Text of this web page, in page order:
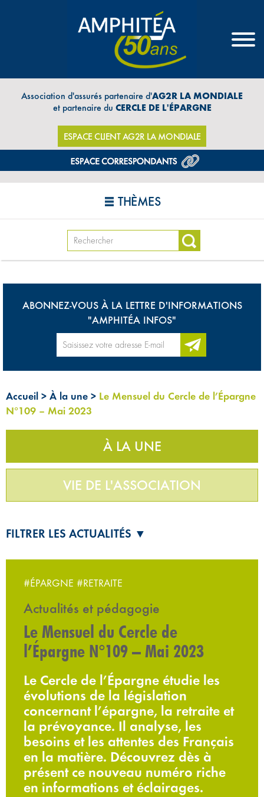
Association d'assurés partenaire d'AG2R LA MONDIALE
et partenaire du CERCLE DE L'ÉPARGNE
ESPACE CLIENT AG2R LA MONDIALE
THÈMES
ABONNEZ-VOUS À LA LETTRE D'INFORMATIONS
"AMPHITÉA INFOS"
Accueil > À la une > Le Mensuel du Cercle de l’Épargne
N°109 – Mai 2023
À LA UNE
VIE DE L'ASSOCIATION
FILTRER LES ACTUALITÉS ▼
#ÉPARGNE #RETRAITE
Actualités et pédagogie
Le Mensuel du Cercle de
l’Épargne N°109 – Mai 2023
Le Cercle de l’Épargne étudie les
évolutions de la législation
concernant l’épargne, la retraite et
la prévoyance. Il analyse, les
besoins et les attentes des Français
en la matière. Découvrez dès à
présent ce nouveau numéro riche
en informations et éclairages.